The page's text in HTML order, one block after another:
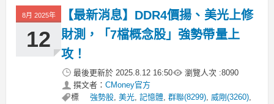
並加快進度。外媒指出，馬斯克真正的
目的不僅是確保供應穩定，而是為打造
自有晶圓代工廠鋪路。
8月 2025年
12
【最新消息】DDR4價揚、美光上修
財測，「7檔概念股」強勢帶量上
攻！
最後更新於 2025.8.12 16:50 瀏覽人次 :8090
撰文者： CMoney官方
標
強勢股,美光,記憶體,群聯(8299), 威剛(3260),